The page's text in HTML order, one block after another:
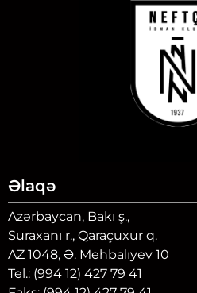
Əlaqə
Azərbaycan, Bakı ş.,
Suraxanı r., Qaraçuxur q.
AZ 1048, Ə. Mehbalıyev 10
Tel.: (994 12) 427 79 41